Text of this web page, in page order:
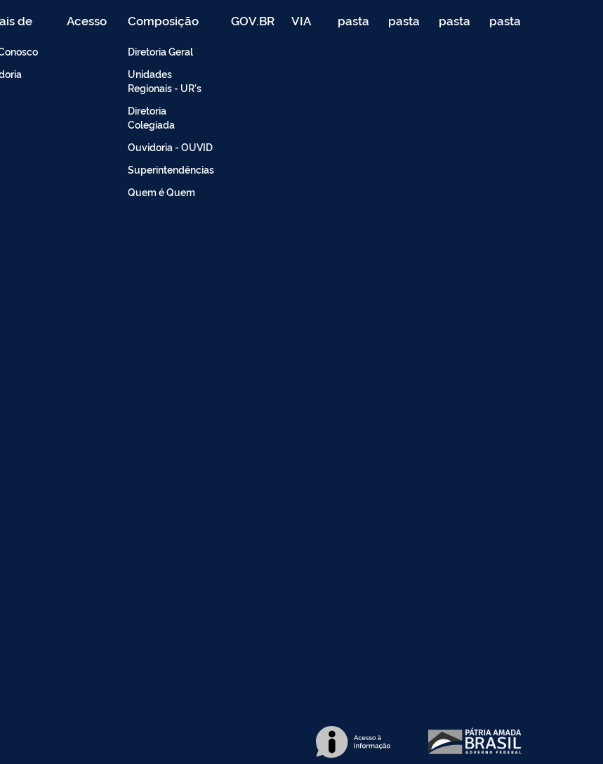
de Acesso
Restrito
Composição
Diretoria Geral
Unidades
Regionais - UR's
Diretoria
Colegiada
Ouvidoria - OUVID
Superintendências
Quem é Quem
GOV.BR VIA
040
pasta
de
pasta
de
pasta
de
pasta
de